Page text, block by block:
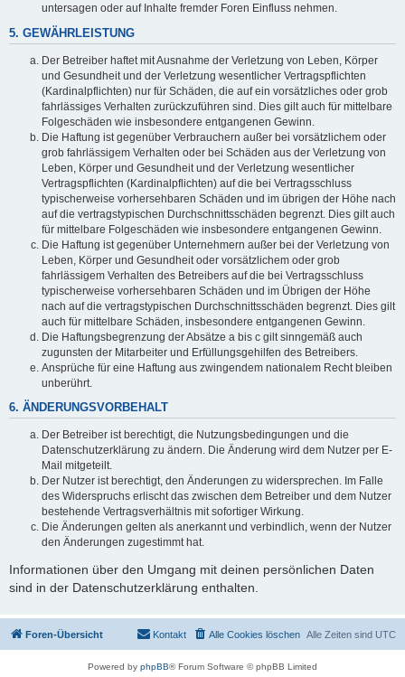
untersagen oder auf Inhalte fremder Foren Einfluss nehmen.
5. GEWÄHRLEISTUNG
Der Betreiber haftet mit Ausnahme der Verletzung von Leben, Körper
und Gesundheit und der Verletzung wesentlicher Vertragspflichten
(Kardinalpflichten) nur für Schäden, die auf ein vorsätzliches oder grob
fahrlässiges Verhalten zurückzuführen sind. Dies gilt auch für mittelbare
Folgeschäden wie insbesondere entgangenen Gewinn.
Die Haftung ist gegenüber Verbrauchern außer bei vorsätzlichem oder
grob fahrlässigem Verhalten oder bei Schäden aus der Verletzung von
Leben, Körper und Gesundheit und der Verletzung wesentlicher
Vertragspflichten (Kardinalpflichten) auf die bei Vertragsschluss
typischerweise vorhersehbaren Schäden und im übrigen der Höhe nach
auf die vertragstypischen Durchschnittsschäden begrenzt. Dies gilt auch
für mittelbare Folgeschäden wie insbesondere entgangenen Gewinn.
Die Haftung ist gegenüber Unternehmern außer bei der Verletzung von
Leben, Körper und Gesundheit oder vorsätzlichem oder grob
fahrlässigem Verhalten des Betreibers auf die bei Vertragsschluss
typischerweise vorhersehbaren Schäden und im Übrigen der Höhe
nach auf die vertragstypischen Durchschnittsschäden begrenzt. Dies gilt
auch für mittelbare Schäden, insbesondere entgangenen Gewinn.
Die Haftungsbegrenzung der Absätze a bis c gilt sinngemäß auch
zugunsten der Mitarbeiter und Erfüllungsgehilfen des Betreibers.
Ansprüche für eine Haftung aus zwingendem nationalem Recht bleiben
unberührt.
6. ÄNDERUNGSVORBEHALT
Der Betreiber ist berechtigt, die Nutzungsbedingungen und die
Datenschutzerklärung zu ändern. Die Änderung wird dem Nutzer per E-
Mail mitgeteilt.
Der Nutzer ist berechtigt, den Änderungen zu widersprechen. Im Falle
des Widerspruchs erlischt das zwischen dem Betreiber und dem Nutzer
bestehende Vertragsverhältnis mit sofortiger Wirkung.
Die Änderungen gelten als anerkannt und verbindlich, wenn der Nutzer
den Änderungen zugestimmt hat.
Informationen über den Umgang mit deinen persönlichen Daten
sind in der Datenschutzerklärung enthalten.
Foren-Übersicht Alle Zeiten sind UTC
Alle Cookies löschen
Kontakt
Powered by phpBB® Forum Software © phpBB Limited